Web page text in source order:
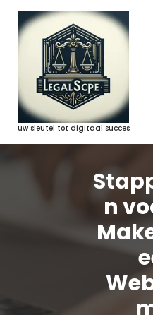
naar
uw sleutel tot digitaal succes
n